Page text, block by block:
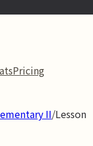
Pricing
II/Lesson